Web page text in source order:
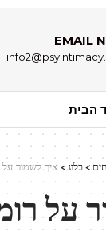
EMAIL
הבית
> בלוג > איך לשמור על
על